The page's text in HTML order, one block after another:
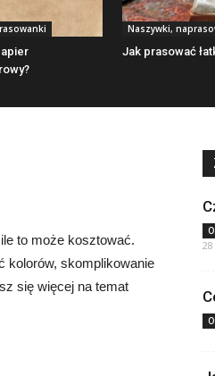
Naszywki,
Jak prasować
to może kosztować.
kolorów, skomplikowanie
się więcej na temat